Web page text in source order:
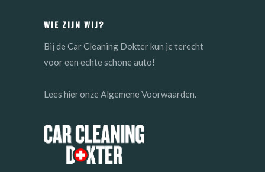
WIE ZIJN WIJ?
Bij de Car Cleaning Dokter kun je terecht
voor een echte schone auto!
Lees hieronze Algemene Voorwaarden.